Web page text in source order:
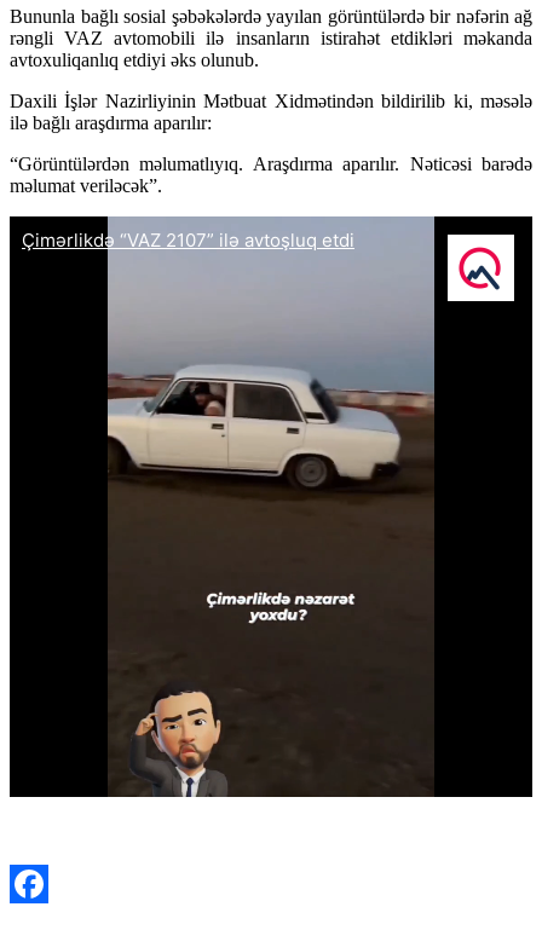
Bununla bağlı sosial şəbəkələrdə yayılan görüntülərdə bir nəfərin ağ
rəngli VAZ avtomobili ilə insanların istirahət etdikləri məkanda
avtoxuliqanlıq etdiyi əks olunub.
Daxili İşlər Nazirliyinin Mətbuat Xidmətindən bildirilib ki, məsələ
ilə bağlı araşdırma aparılır:
“Görüntülərdən məlumatlıyıq. Araşdırma aparılır. Nəticəsi barədə
məlumat veriləcək”.